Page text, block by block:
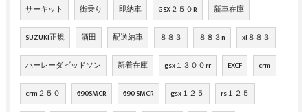
サーキット 街乗り 即納車 GSX２５０R 新車在庫
SUZUKI正規 酒田 配送納車 ８８３ ８８３n xl８８３
ハーレーダビッドソン 新着在庫 gsx１３００rr EXCF crm
crm２５０ 690SMCR 690 SMCR gsx１２５ rs１２５